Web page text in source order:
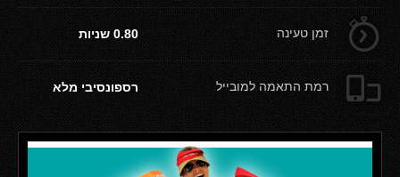
d זמן טעינה 0.80 שניות
e רמת התאמה למובייל רספונסיבי מלא